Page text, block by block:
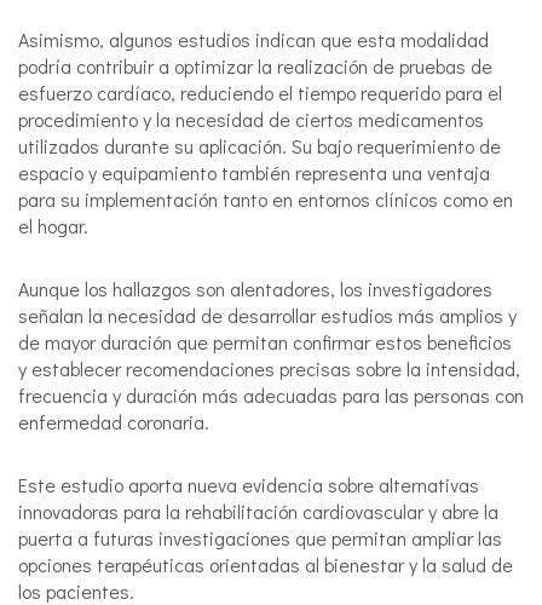
Asimismo, algunos estudios indican que esta modalidad
podría contribuir a optimizar la realización de pruebas de
esfuerzo cardíaco, reduciendo el tiempo requerido para el
procedimiento y la necesidad de ciertos medicamentos
utilizados durante su aplicación. Su bajo requerimiento de
espacio y equipamiento también representa una ventaja
para su implementación tanto en entornos clínicos como en
el hogar.
Aunque los hallazgos son alentadores, los investigadores
señalan la necesidad de desarrollar estudios más amplios y
de mayor duración que permitan confirmar estos beneficios
y establecer recomendaciones precisas sobre la intensidad,
frecuencia y duración más adecuadas para las personas con
enfermedad coronaria.
Este estudio aporta nueva evidencia sobre alternativas
innovadoras para la rehabilitación cardiovascular y abre la
puerta a futuras investigaciones que permitan ampliar las
opciones terapéuticas orientadas al bienestar y la salud de
los pacientes.